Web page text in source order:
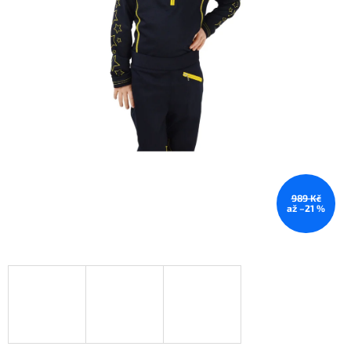
989 Kč
až –21 %